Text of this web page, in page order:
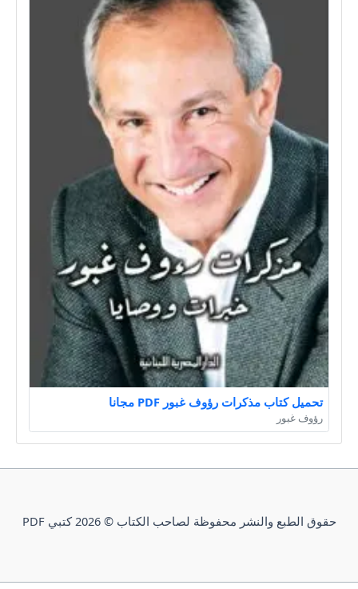
تحميل كتاب مذكرات رؤوف غبور PDF مجانا
رؤوف غبور
حقوق الطبع والنشر محفوظة لصاحب الكتاب © 2026 كتبي PDF